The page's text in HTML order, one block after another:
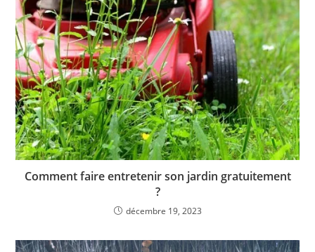
Comment faire entretenir son jardin gratuitement
?
décembre 19, 2023